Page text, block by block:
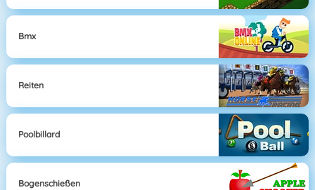
Bmx
Reiten
Poolbillard
Bogenschießen